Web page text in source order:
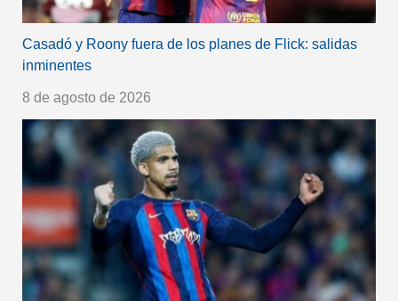
Casadó y Roony fuera de los planes de Flick: salidas
inminentes
8 de agosto de 2026